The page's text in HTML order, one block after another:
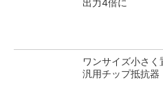
出力4倍に
ワンサイズ小さ
汎用チップ抵抗器